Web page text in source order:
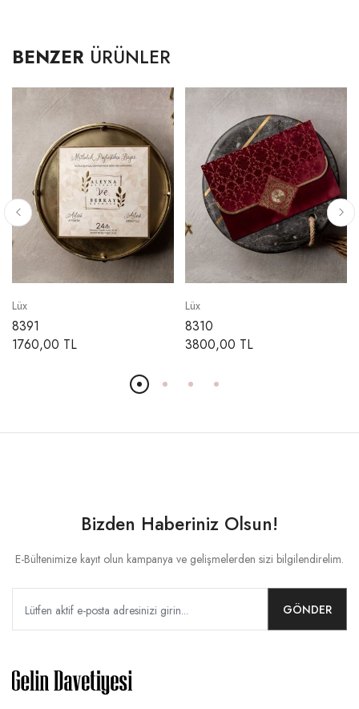
BENZER ÜRÜNLER
Lüx
8391
1760,00 TL
Lüx
8310
3800,00 TL
Bizden Haberiniz Olsun!
E-Bültenimize kayıt olun kampanya ve gelişmelerden sizi bilgilendirelim.
GÖNDER